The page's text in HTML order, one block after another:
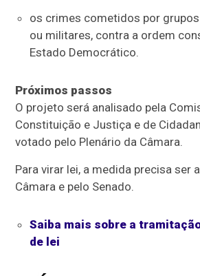
os crimes cometidos por
ou militares, contra a ordem
Estado Democrático.
Próximos passos
O projeto será analisado pela
Constituição e Justiça e de
votado pelo Plenário da Câmara.
Para virar lei, a medida precisa ser
Câmara e pelo Senado.
Saiba mais sobre a
de lei